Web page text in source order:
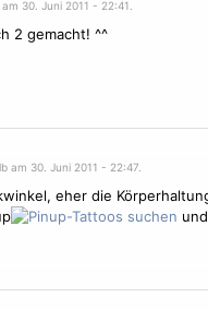
30. Juni 2011 - 22:41.
2 gemacht! ^^
am 30. Juni 2011 - 22:47.
eher die